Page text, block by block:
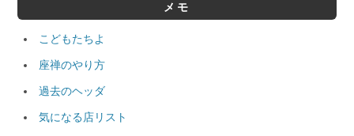
メモ
こどもたちよ
座禅のやり方
過去のヘッダ
気になる店リスト